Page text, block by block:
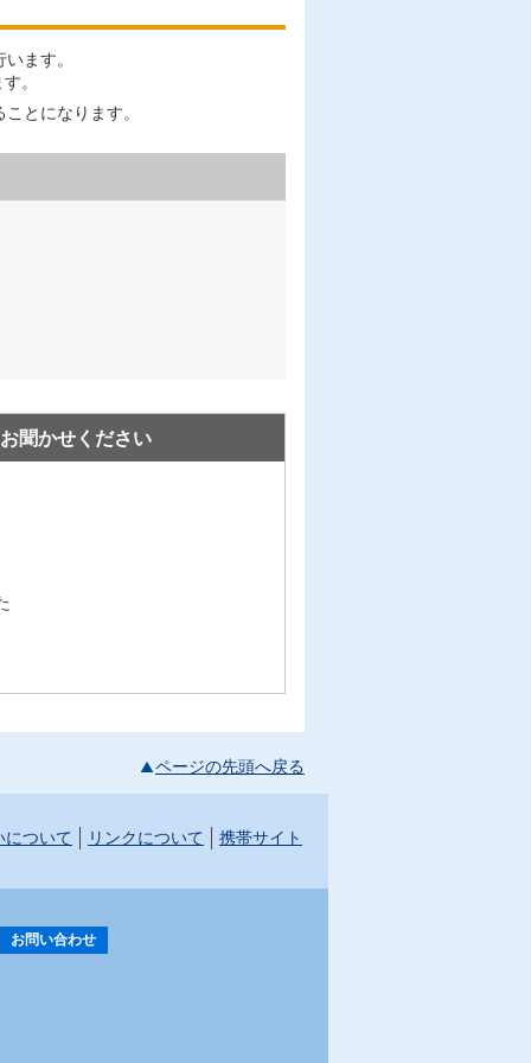
ます。
。
とになります。
聞かせください
ページの先頭へ戻る
について リンクについて 携帯サイト
お問い合わせ